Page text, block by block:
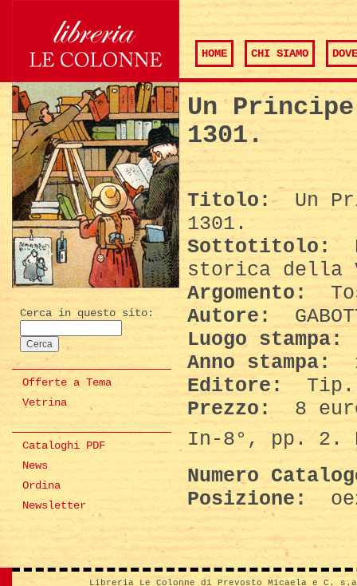
HOME CHI SIAMO
Cerca in questo sito:
Offerte a Tema
Vetrina
Cataloghi PDF
News
Ordina
Newsletter
Un Principe
1301.
Titolo:
Un
1301.
Sottotitolo:
storica della
Argomento:
Autore:
Luogo stampa:
Anno stampa:
Editore:
Prezzo:
8
In-8°, pp. 2.
Numero
Posizione:
Libreria Le Colonne di Prevosto Micaela e C.